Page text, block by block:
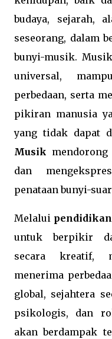
budaya, sejarah,
seseorang, dalam
bunyi-musik.
universal,
perbedaan, serta
pikiran manusia
yang tidak dapat
Musik
dan
penataan bunyi-
Melalui
untuk berpikir
secara kreatif,
menerima
global, sejahtera
psikologis, dan
akan berdampak